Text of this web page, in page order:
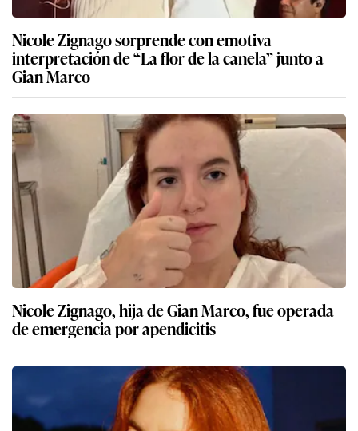
Nicole Zignago sorprende con emotiva
interpretación de “La flor de la canela” junto a
Gian Marco
Nicole Zignago, hija de Gian Marco, fue operada
de emergencia por apendicitis